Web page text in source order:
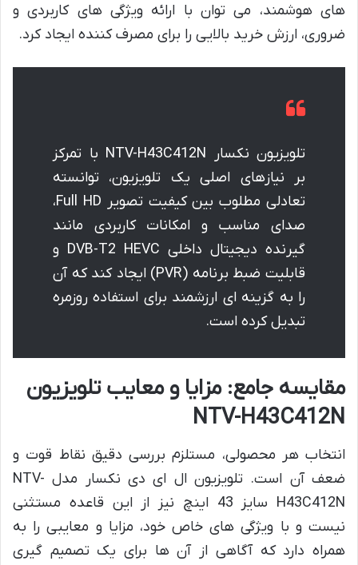
های هوشمند، می توان با ارائه ویژگی های کاربردی و
ضروری، ارزش خرید بالایی را برای مصرف کننده ایجاد کرد.
تلویزیون نکسار NTV-H43C412N با تمرکز
بر نیازهای اصلی یک تلویزیون، توانسته
تعادلی مطلوب بین کیفیت تصویر Full HD،
صدای مناسب و امکانات کاربردی مانند
گیرنده دیجیتال داخلی DVB-T2 HEVC و
قابلیت ضبط برنامه (PVR) ایجاد کند که آن
را به گزینه ای ارزشمند برای استفاده روزمره
تبدیل کرده است.
مقایسه جامع: مزایا و معایب تلویزیون
NTV-H43C412N
انتخاب هر محصولی، مستلزم بررسی دقیق نقاط قوت و
ضعف آن است. تلویزیون ال ای دی نکسار مدل NTV-
H43C412N سایز 43 اینچ نیز از این قاعده مستثنی
نیست و با ویژگی های خاص خود، مزایا و معایبی را به
همراه دارد که آگاهی از آن ها برای یک تصمیم گیری